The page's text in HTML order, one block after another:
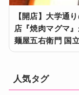
【開店】大学通
店『焼肉マグマ
麺屋五右衛門 国
人気タグ